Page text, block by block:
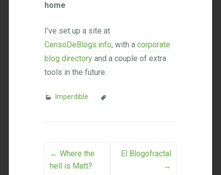
home
I’ve set up a site at
CensoDeBlogs.info, with acorporate
blog directory and a couple of extra
tools in the future.
Imperdible
Post navigation
← Where the
hell is Matt?
El Blogofractal
→